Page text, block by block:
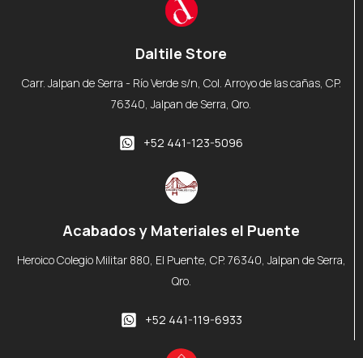
Daltile Store
Carr. Jalpan de Serra - Río Verde s/n, Col. Arroyo de las cañas, CP.
76340, Jalpan de Serra, Qro.
+52 441-123-5096
Acabados y Materiales el Puente
Heroico Colegio Militar 880, El Puente, CP. 76340, Jalpan de Serra,
Qro.
+52 441-119-6933